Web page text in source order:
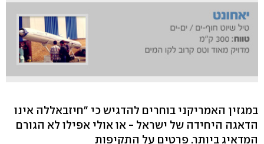
במגזין האמריקני בוחרים להדגיש כי "חיזבאללה אינו
הדאגה היחידה של ישראל - או אולי אפילו לא הגורם
המדאיג ביותר. פרטים על התקיפות